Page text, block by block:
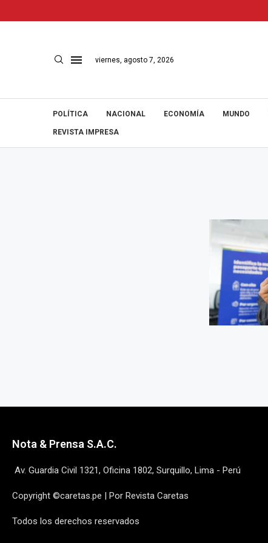
viernes, agosto 7, 2026
POLÍTICA NACIONAL ECONOMÍA MUNDO
REVISTA IMPRESA
Nota & Prensa S.A.C.
Av. Guardia Civil 1321, Oficina 1802, Surquillo, Lima - Perú
Copyright ©caretas.pe | Por Revista Caretas
Todos los derechos reservados